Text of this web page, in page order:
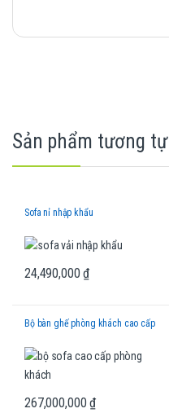
Sản phẩm tương tự
Sofa nỉ nhập khẩu
24,490,000₫
Bộ bàn ghế phòng khách cao cấp
267,000,000₫